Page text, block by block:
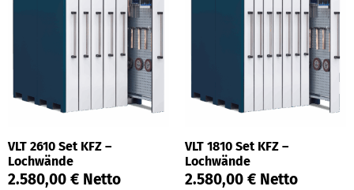
VLT 2610 Set KFZ –
Lochwände
2.580,00 € Netto
VLT 1810 Set KFZ –
Lochwände
2.580,00 € Netto